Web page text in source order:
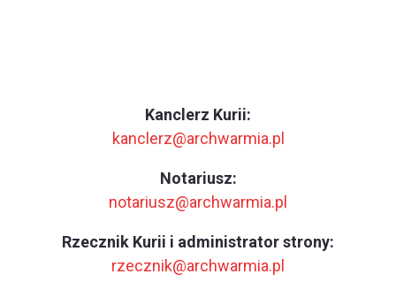
Kanclerz Kurii:
kanclerz@archwarmia.pl
Notariusz:
notariusz@archwarmia.pl
Rzecznik Kurii i administrator strony:
rzecznik@archwarmia.pl